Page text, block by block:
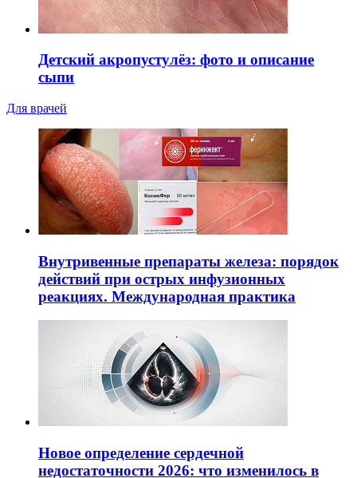
Детский акропустулёз: фото и описание
сыпи
Для врачей
Внутривенные препараты железа: порядок
действий при острых инфузионных
реакциях. Международная практика
Новое определение сердечной
недостаточности 2026: что изменилось в